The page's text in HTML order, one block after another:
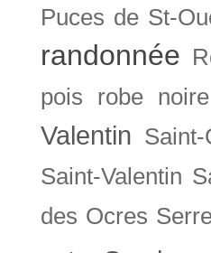
Puces de St-
randonnée
pois
robe noire
Valentin
Saint-Valentin
des Ocres